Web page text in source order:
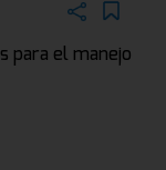
para el manejo